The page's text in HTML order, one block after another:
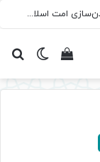
سروده‌ «اربعین»؛ روایت حماسه، استقامت و تمدن‌سازی امت اسلامی
تغییرمشاهده